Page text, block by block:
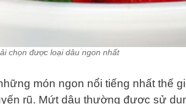
chọn được loại dâu ngon nhất
món ngon nổi tiếng nhất thế
rũ. Mứt dâu thường được sử